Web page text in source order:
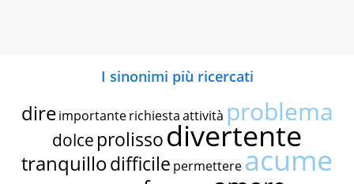
I sinonimi più ricercati
dire importante richiestaattività problema
dolce prolissodivertente
tranquillodifficile permettereacume